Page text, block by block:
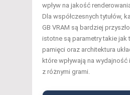
wpływ na jakość
Dla współczesnych tytułów,
GB VRAM są bardziej
istotne są parametry takie jak
pamięci oraz architektura
które wpływają na
z różnymi grami.